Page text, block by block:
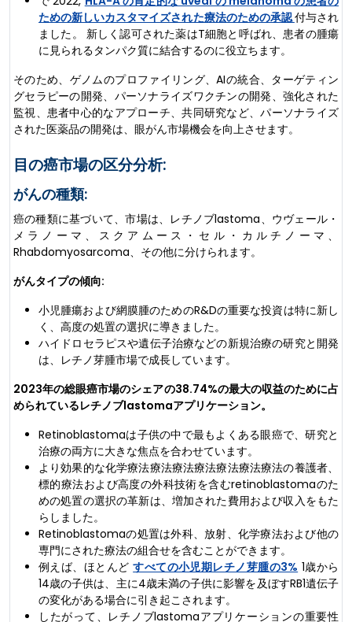
ための新しいカスタマイズされた療法のための承認付与され
ました。 新しく認可された薬はT細胞と呼ばれ、患者の腫瘍
に見られるタンパク質に結合するのに役立ちます。
そのため、ゲノムのプロファイリング、AIの統合、ターゲティン
グセラピーの開発、パーソナライズワクチンの開発、強化された
監視、患者中心的なアプローチ、共同研究など、パーソナライズ
された医薬品の開発は、眼がん市場機会を向上させます。
目の癌市場の区分分析:
がんの種類:
癌の種類に基づいて、市場は、レチノブlastoma、ウヴェール・
メラノーマ、スクアムース・セル・カルチノーマ、
Rhabdomyosarcoma、その他に分けられます。
がんタイプの傾向:
小児腫瘍および網膜腫のためのR&Dの重要な投資は特に新し
く、高度の処置の選択に導きました。
ハイドロセラピスや遺伝子治療などの新規治療の研究と開発
は、レチノ芽腫市場で成長しています。
2023年の総眼癌市場のシェアの38.74%の最大の収益のために占
められているレチノブlastomaアプリケーション。
Retinoblastomaは子供の中で最もよくある眼癌で、研究と
治療の両方に大きな焦点を合わせています。
より効果的な化学療法療法療法療法療法療法療法の養護者、
標的療法および高度の外科技術を含むretinoblastomaのた
めの処置の選択の革新は、増加された費用および収入をもた
らしました。
Retinoblastomaの処置は外科、放射、化学療法および他の
専門にされた療法の組合せを含むことができます。
例えば、ほとんどすべての小児期レチノ芽腫の3% 1歳から
14歳の子供は、主に4歳未満の子供に影響を及ぼすRB1遺伝子
の変化がある場合に引き起こされます。
したがって、レチノブlastomaアプリケーションの重要性